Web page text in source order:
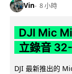
Vin 8 小時
DJI Mic
立錄音
DJI 最新推出的